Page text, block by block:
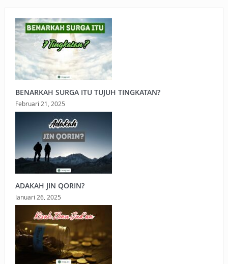
BENARKAH SURGA ITU TUJUH TINGKATAN?
Februari 21, 2025
ADAKAH JIN QORIN?
Januari 26, 2025